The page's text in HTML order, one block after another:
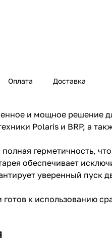
Оплата Доставка
и мощное решение
Polaris и BRP, а
герметичность,
обеспечивает
уверенный пуск
готов к использованию